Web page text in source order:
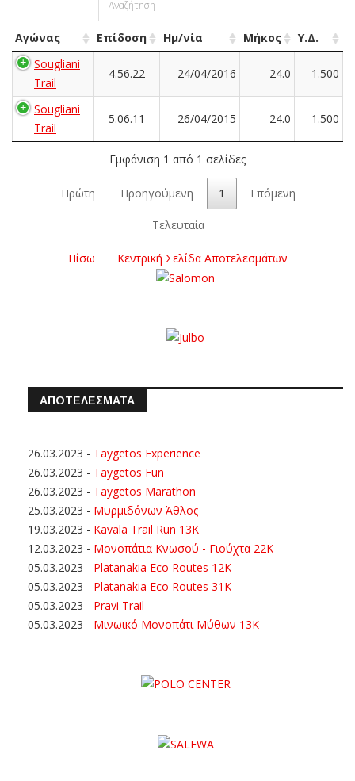
Αγώνας Επίδοση Ημ/νία Μήκος
Υ.Δ.
Sougliani
Trail
4.56.22 24/04/2016 24.0 1.500
Sougliani
Trail
5.06.11 26/04/2015 24.0 1.500
Εμφάνιση 1 από 1 σελίδες
Πρώτη Προηγούμενη 1 Επόμενη
Τελευταία
Πίσω Κεντρική Σελίδα Αποτελεσμάτων
ΑΠΟΤΕΛΕΣΜΑΤΑ
26.03.2023 - Taygetos Experience
26.03.2023 - Taygetos Fun
26.03.2023 - Taygetos Marathon
25.03.2023 - Μυρμιδόνων Άθλος
19.03.2023 - Kavala Trail Run 13K
12.03.2023 - Μονοπάτια Κνωσού - Γιούχτα 22Κ
05.03.2023 - Platanakia Eco Routes 12K
05.03.2023 - Platanakia Eco Routes 31K
05.03.2023 - Pravi Trail
05.03.2023 - Μινωικό Μονοπάτι Μύθων 13Κ